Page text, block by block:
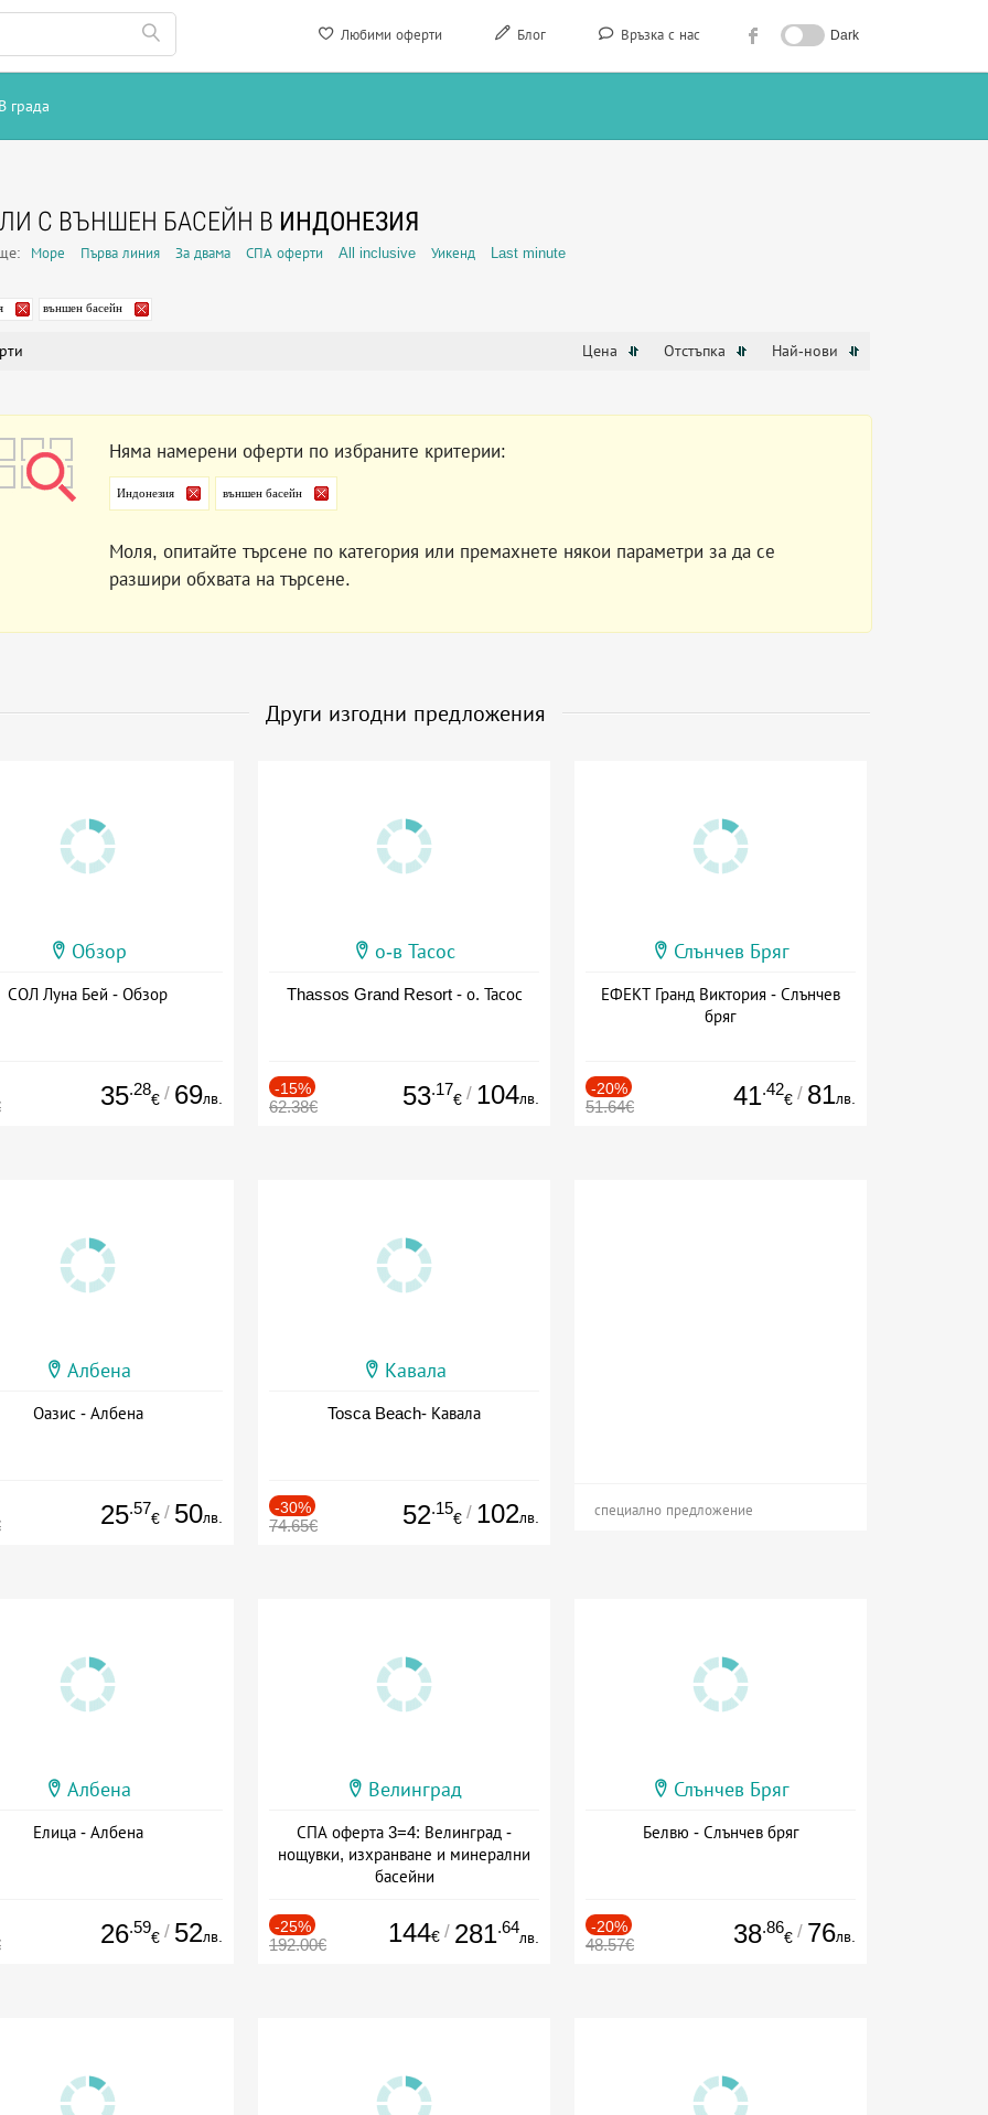
Любими оферти Блог Връзка с нас Dark
В града
С ВЪНШЕН БАСЕЙН В ИНДОНЕЗИЯ
Море Първа линия За двама СПА оферти All inclusive Уикенд Last minute
външен басейн
Цена Отстъпка Най-нови
Няма намерени оферти по избраните критерии:
Индонезия външен басейн
Моля, опитайте търсене по категория или премахнете някои параметри за да се
разшири обхвата на търсене.
Други изгодни предложения
Обзор
СОЛ Луна Бей - Обзор
35.28
€ / 69лв.
о-в Тасос
Thassos Grand Resort - о. Тасос
-15%
62.38€ 53.17
€ / 104лв.
Слънчев Бряг
ЕФЕКТ Гранд Виктория - Слънчев
бряг
-20%
51.64€ 41.42
€ / 81лв.
Албена
Оазис - Албена
25.57
€ / 50лв.
Кавала
Tosca Beach- Кавала
-30%
74.65€ 52.15
€ / 102лв. специално предложение
Албена
Елица - Албена
26.59
€ / 52лв.
Велинград
СПА оферта 3=4: Велинград -
нощувки, изхранване и минерални
басейни
-25%
192.00€ 144€ / 281.64
лв.
Слънчев Бряг
Белвю - Слънчев бряг
-20%
48.57€ 38.86
€ / 76лв.